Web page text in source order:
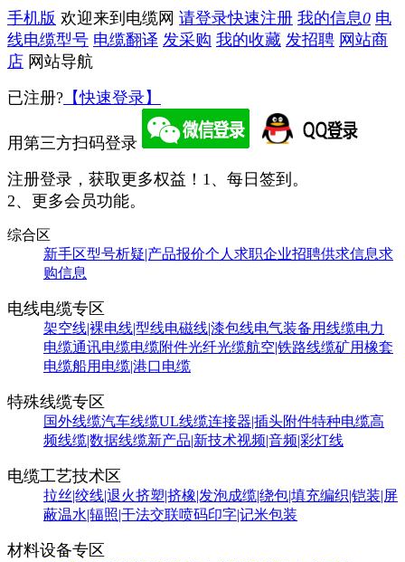
手机版 欢迎来到电缆网 请登录快速注册 我的信息0 电
线电缆型号 电缆翻译 发采购 我的收藏 发招聘 网站商
店 网站导航
已注册? 【快速登录】
用第三方扫码登录
注册登录，获取更多权益！ 1、每日签到。
2、更多会员功能。
综合区
新手区型号析疑|产品报价个人求职企业招聘供求信息求
购信息
电线电缆专区
架空线|裸电线|型线电磁线|漆包线电气装备用线缆电力
电缆通讯电缆电缆附件光纤光缆航空|铁路线缆矿用橡套
电缆船用电缆|港口电缆
特殊线缆专区
国外线缆汽车线缆UL线缆连接器|插头附件特种电缆高
频线缆|数据线缆新产品|新技术视频|音频|彩灯线
电缆工艺技术区
拉丝|绞线|退火挤塑|挤橡|发泡成缆|绕包|填充编织|铠装|屏
蔽温水|辐照|干法交联喷码印字|记米包装
材料设备专区